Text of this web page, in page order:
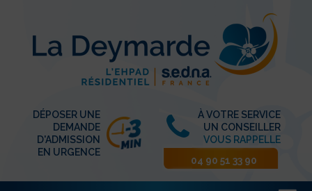
DÉPOSER UNE
DEMANDE
D'ADMISSION
EN URGENCE
À VOTRE SERVICE
UN CONSEILLER
VOUS RAPPELLE
04 90 51 33 90